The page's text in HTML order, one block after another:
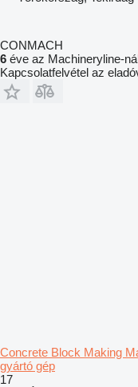
CONMACH
6 éve az Machineryline-
Kapcsolatfelvétel az
Concrete Block Making
gyártó gép
17